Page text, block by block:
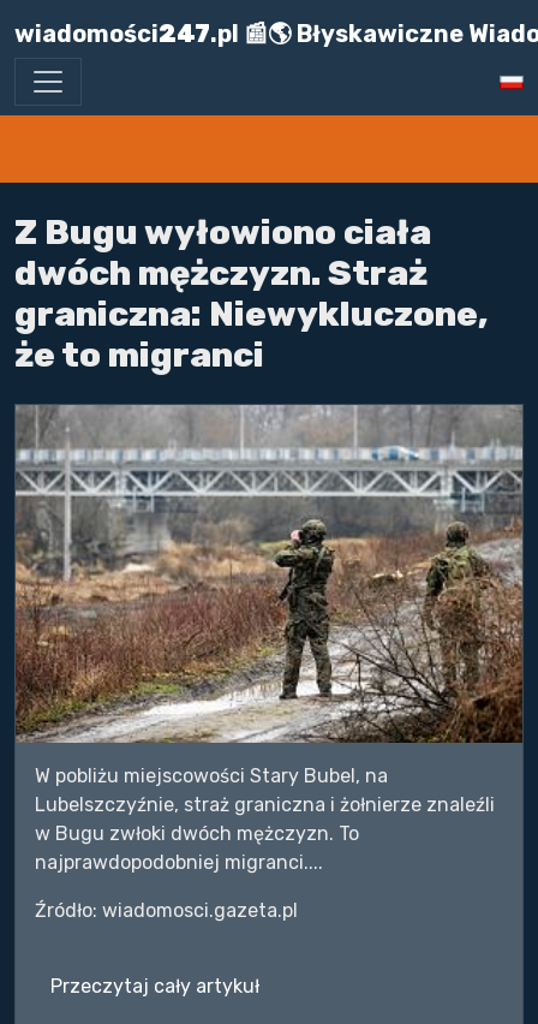
wiadomości247.pl 📰🌎 Błyskawiczne
Z Bugu wyłowiono ciała
dwóch mężczyzn. Straż
graniczna: Niewykluczone,
że to migranci
W pobliżu miejscowości Stary Bubel, na
Lubelszczyźnie, straż graniczna i żołnierze znaleźli
w Bugu zwłoki dwóch mężczyzn. To
najprawdopodobniej migranci....
Źródło: wiadomosci.gazeta.pl
Przeczytaj cały artykuł